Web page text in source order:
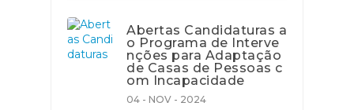
Abertas Candidaturas a
o Programa de Interve
nções para Adaptação
de Casas de Pessoas c
om Incapacidade
04 - NOV - 2024